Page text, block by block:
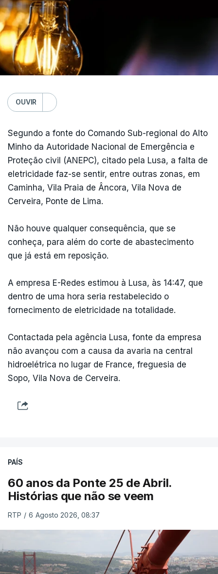
OUVIR
Segundo a fonte do Comando Sub-regional do Alto
Minho da Autoridade Nacional de Emergência e
Proteção civil (ANEPC), citado pela Lusa, a falta de
eletricidade faz-se sentir, entre outras zonas, em
Caminha, Vila Praia de Âncora, Vila Nova de
Cerveira, Ponte de Lima.
Não houve qualquer consequência, que se
conheça, para além do corte de abastecimento
que já está em reposição.
A empresa E-Redes estimou à Lusa, às 14:47, que
dentro de uma hora seria restabelecido o
fornecimento de eletricidade na totalidade.
Contactada pela agência Lusa, fonte da empresa
não avançou com a causa da avaria na central
hidroelétrica no lugar de France, freguesia de
Sopo, Vila Nova de Cerveira.
PAÍS
60 anos da Ponte 25 de Abril.
Histórias que não se veem
RTP / 6 Agosto 2026, 08:37